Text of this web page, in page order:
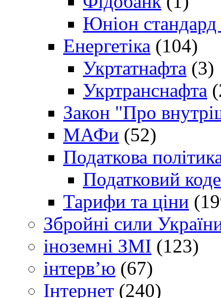
Юніон стандард
Енергетіка (104)
Укртатнафта (3)
Укртранснафта
Закон "Про
МАФи (52)
Податкова
Податковий
Тарифи та ціни
Збройні сили
іноземні ЗМІ (123)
інтерв’ю (67)
Інтернет (240)